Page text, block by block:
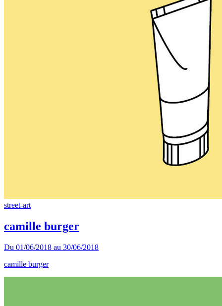
street-art
camille burger
Du 01/06/2018 au 30/06/2018
camille burger